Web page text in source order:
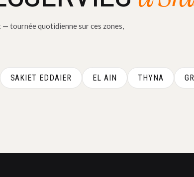
tournée quotidienne sur ces zones,
SAKIET EDDAIER EL AIN THYNA